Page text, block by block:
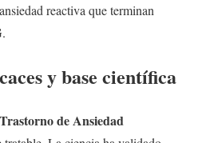
reactiva que terminan
y base científica
Trastorno de Ansiedad